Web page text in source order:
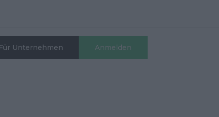
Für Unternehmen Anmelden